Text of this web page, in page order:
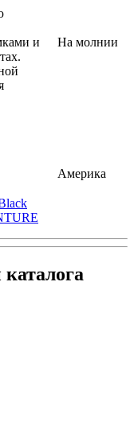
и
На молнии
Америка